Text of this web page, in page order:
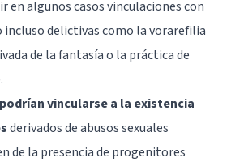
en algunos casos vinculaciones con
delictivas como la vorarefilia
de la fantasía o la práctica de
vincularse a la existencia
derivados de abusos sexuales
de la presencia de progenitores